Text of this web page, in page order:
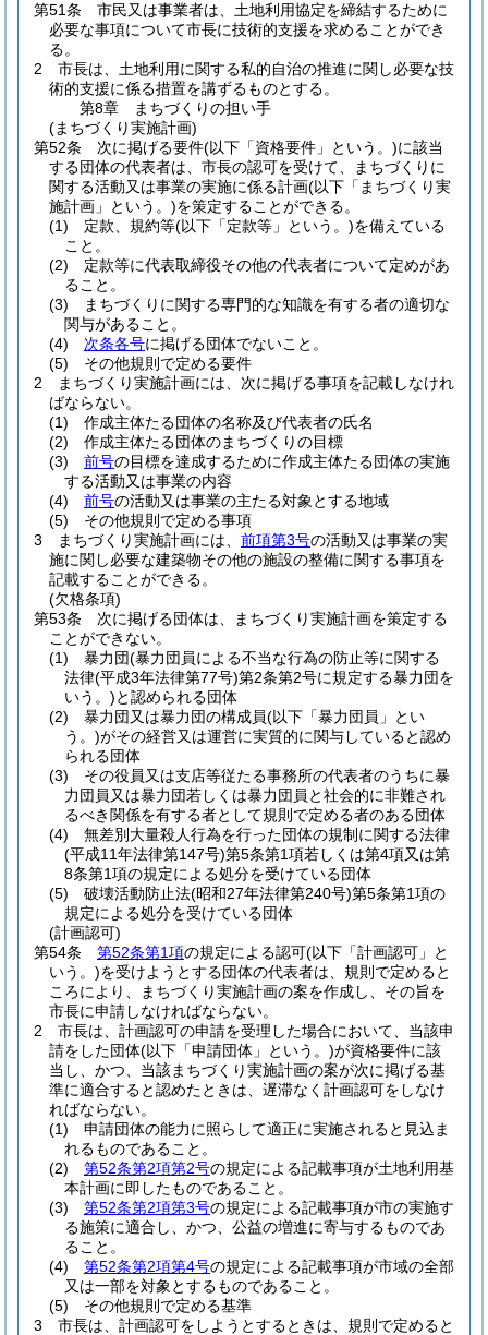
第51条
市民又は事業者は、土地利用協定を締結するために
必要な事項について市長に技術的支援を求めることができ
る。
2
市長は、土地利用に関する私的自治の推進に関し必要な技
術的支援に係る措置を講ずるものとする。
第8章
まちづくりの担い手
(まちづくり実施計画)
第52条
次に掲げる要件(以下「資格要件」という。)に該当
する団体の代表者は、市長の認可を受けて、まちづくりに
関する活動又は事業の実施に係る計画(以下「まちづくり実
施計画」という。)を策定することができる。
(1)
定款、規約等(以下「定款等」という。)を備えている
こと。
(2)
定款等に代表取締役その他の代表者について定めがあ
ること。
(3)
まちづくりに関する専門的な知識を有する者の適切な
関与があること。
(4)
次条各号に掲げる団体でないこと。
(5)
その他規則で定める要件
2
まちづくり実施計画には、次に掲げる事項を記載しなけれ
ばならない。
(1)
作成主体たる団体の名称及び代表者の氏名
(2)
作成主体たる団体のまちづくりの目標
(3)
前号の目標を達成するために作成主体たる団体の実施
する活動又は事業の内容
(4)
前号の活動又は事業の主たる対象とする地域
(5)
その他規則で定める事項
3
まちづくり実施計画には、 前項第3号の活動又は事業の実
施に関し必要な建築物その他の施設の整備に関する事項を
記載することができる。
(欠格条項)
第53条
次に掲げる団体は、まちづくり実施計画を策定する
ことができない。
(1)
暴力団(暴力団員による不当な行為の防止等に関する
法律(平成3年法律第77号)第2条第2号に規定する暴力団を
いう。)と認められる団体
(2)
暴力団又は暴力団の構成員(以下「暴力団員」とい
う。)がその経営又は運営に実質的に関与していると認め
られる団体
(3)
その役員又は支店等従たる事務所の代表者のうちに暴
力団員又は暴力団若しくは暴力団員と社会的に非難され
るべき関係を有する者として規則で定める者のある団体
(4)
無差別大量殺人行為を行った団体の規制に関する法律
(平成11年法律第147号)第5条第1項若しくは第4項又は第
8条第1項の規定による処分を受けている団体
(5)
破壊活動防止法(昭和27年法律第240号)第5条第1項の
規定による処分を受けている団体
(計画認可)
第54条
第52条第1項の規定による認可(以下「計画認可」と
いう。)を受けようとする団体の代表者は、規則で定めると
ころにより、まちづくり実施計画の案を作成し、その旨を
市長に申請しなければならない。
2
市長は、計画認可の申請を受理した場合において、当該申
請をした団体(以下「申請団体」という。)が資格要件に該
当し、かつ、当該まちづくり実施計画の案が次に掲げる基
準に適合すると認めたときは、遅滞なく計画認可をしなけ
ればならない。
(1)
申請団体の能力に照らして適正に実施されると見込ま
れるものであること。
(2)
第52条第2項第2号の規定による記載事項が土地利用基
本計画に即したものであること。
(3)
第52条第2項第3号の規定による記載事項が市の実施す
る施策に適合し、かつ、公益の増進に寄与するものであ
ること。
(4)
第52条第2項第4号の規定による記載事項が市域の全部
又は一部を対象とするものであること。
(5)
その他規則で定める基準
3
市長は、計画認可をしようとするときは、規則で定めると